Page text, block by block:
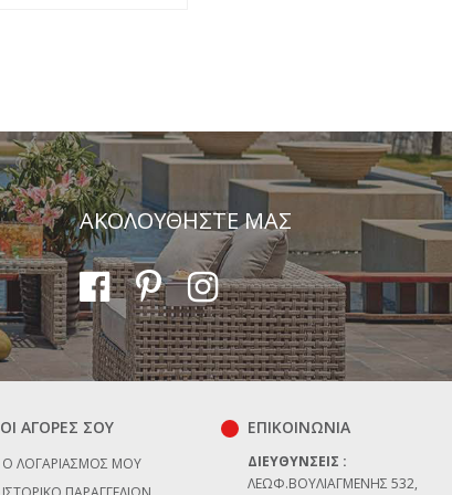
Αποστολή
ΑΚΟΛΟΥΘΗΣΤΕ ΜΑΣ
ΟΙ ΑΓΟΡΕΣ ΣΟΥ
Ο ΛΟΓΑΡΙΑΣΜΌΣ ΜΟΥ
ΕΠΙΚΟΙΝΩΝΊΑ
ΔΙΕΥΘΎΝΣΕΙΣ :
ΛΕΩΦ.ΒΟΥΛΙΑΓΜΈΝΗΣ 532,